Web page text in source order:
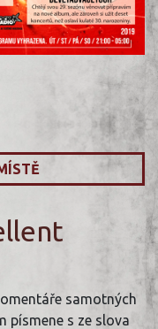
samotných
písmene s ze slova